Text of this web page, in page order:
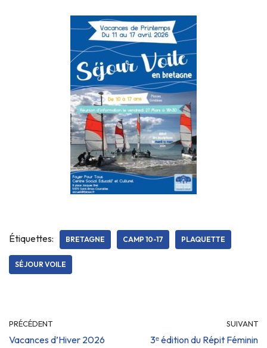
Étiquettes: BRETAGNE CAMP 10-17 PLAQUETTE
SÉJOUR VOILE
PRÉCÉDENT
Vacances d’Hiver 2026
SUIVANT
3ᵉ édition du Répit Féminin